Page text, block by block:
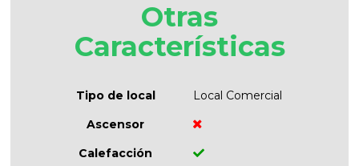
Otras
Características
Tipo de local
Local Comercial
Ascensor
Calefacción